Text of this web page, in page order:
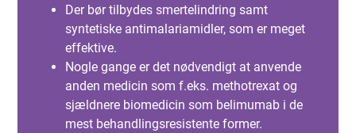
Der bør tilbydes smertelindring samt
syntetiske antimalariamidler, som er meget
effektive.
Nogle gange er det nødvendigt at anvende
anden medicin som f.eks. methotrexat og
sjældnere biomedicin som belimumab i de
mest behandlingsresistente former.